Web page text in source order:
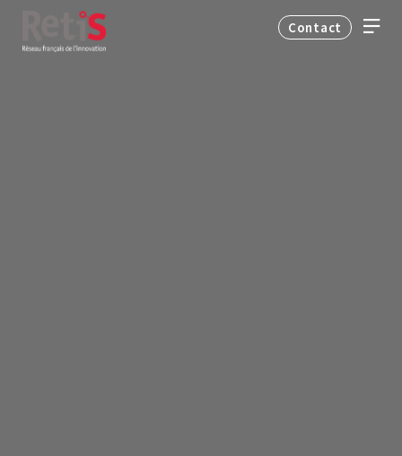
Contact